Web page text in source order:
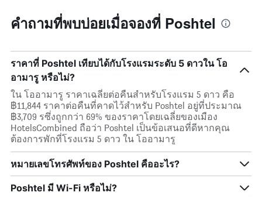
คำถามที่พบบ่อยเมื่อจองที่ Poshtel
ราคาที่ Poshtel เทียบได้กับโรงแรมระดับ 5 ดาวใน โอ
อามารู หรือไม่?
ใน โออามารู ราคาเฉลี่ยต่อคืนสำหรับโรงแรม 5 ดาว คือ
฿11,844 ราคาต่อคืนที่คาดไว้สำหรับ Poshtel อยู่ที่ประมาณ
฿3,709 รซึ่งถูกกว่า 69% ของราคาโดยเฉลี่ยของเมือง
HotelsCombined ถือว่า Poshtel เป็นข้อเสนอที่ดีหากคุณ
ต้องการพักที่โรงแรม 5 ดาว ใน โออามารู
หมายเลขโทรศัพท์ของ Poshtel คืออะไร?
Poshtel มี Wi-Fi หรือไม่?